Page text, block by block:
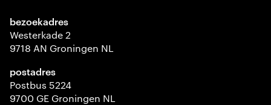
bezoekadres
Westerkade 2
9718 AN Groningen NL
postadres
Postbus 5224
9700 GE Groningen NL